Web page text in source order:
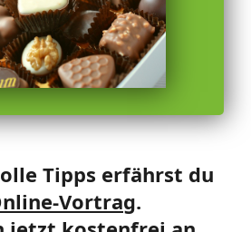
Tipps erfährst du
Vortrag.